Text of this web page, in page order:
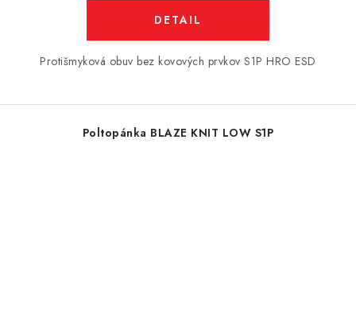
DETAIL
Protišmyková obuv bez kovových prvkov S1P HRO ESD
Poltopánka BLAZE KNIT LOW S1P